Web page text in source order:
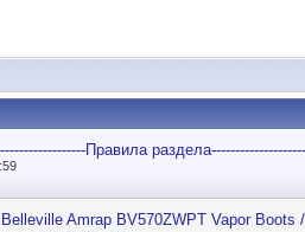
Правила
Amrap BV570ZWPT Vapor Boots